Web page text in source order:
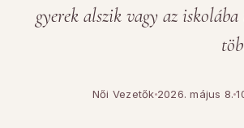
gyerek alszik vagy az
Női Vezetők 2026. május 8.